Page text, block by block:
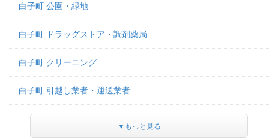
白子町 公園・緑地
白子町 ドラッグストア・調剤薬局
白子町 クリーニング
白子町 引越し業者・運送業者
▼もっと見る